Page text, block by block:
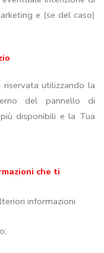
e (se del caso)
utilizzando la
del pannello di
disponibili e la Tua
che ti
informazioni